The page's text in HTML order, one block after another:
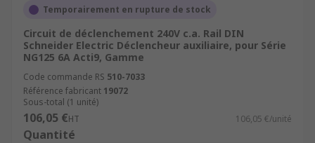
Temporairement en rupture de stock
Circuit de déclenchement 240V c.a. Rail DIN
Schneider Electric Déclencheur auxiliaire, pour Série
NG125 6A Acti9, Gamme
Code commande RS 510-7033
Référence fabricant 19072
Sous-total (1 unité)
106,05 €HT 106,05 €/unité
Quantité